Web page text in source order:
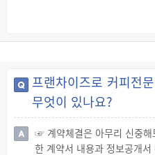
· ① 임대차가 끝난 후 ② 보증
· 임차권등기명령결정의 집
◇ 전·월세보증금 지원센터
☞ 임차인이 서울시 거주자이
에는 서울시에서 운영하는
☞ 전·월세보증금 지원센터는
프랜차이즈로 커피전
무엇이 있나요?
☞ 계약체결은 아무리 신중해
한 계약서 내용과 정보공개